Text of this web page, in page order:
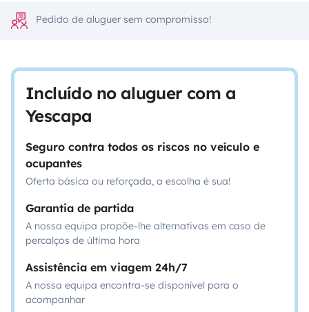
Pedido de aluguer sem compromisso!
Incluído no aluguer com a
Yescapa
Seguro contra todos os riscos no veículo e
ocupantes
Oferta básica ou reforçada, a escolha é sua!
Garantia de partida
A nossa equipa propõe-lhe alternativas em caso de
percalços de última hora
Assistência em viagem 24h/7
A nossa equipa encontra-se disponível para o
acompanhar